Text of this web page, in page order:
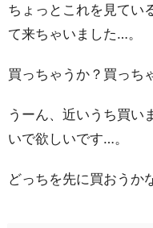
ちょっとこれを見てい
て来ちゃいました…。
買っちゃうか？買っち
うーん、近いうち買い
いで欲しいです…。
どっちを先に買おうか